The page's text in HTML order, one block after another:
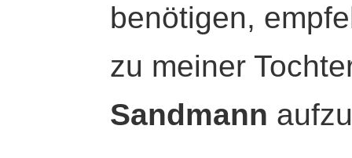
benötigen,
zu meiner
Sandmann